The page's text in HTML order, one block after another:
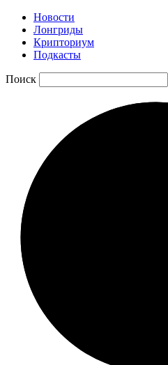
Новости
Лонгриды
Крипториум
Подкасты
Поиск